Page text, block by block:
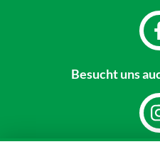
Besucht uns